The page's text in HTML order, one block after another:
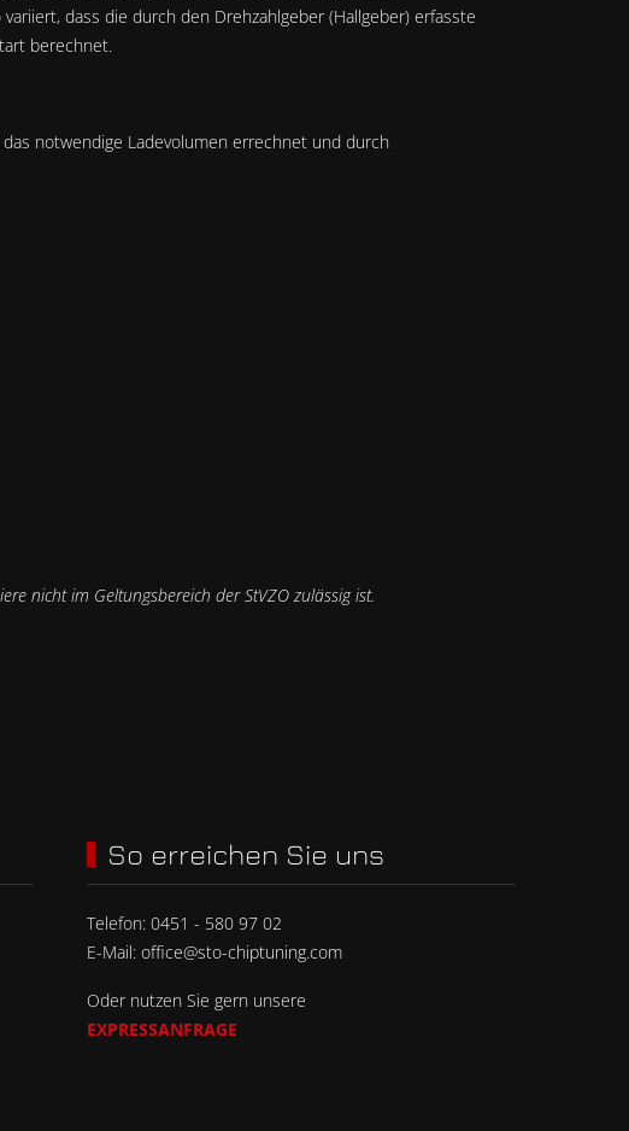
dass die durch den Drehzahlgeber (Hallgeber) erfasste
berechnet.
notwendige Ladevolumen errechnet und durch
nicht im Geltungsbereich der StVZO zulässig ist.
So erreichen Sie uns
Telefon: 0451 - 580 97 02
E-Mail: office@sto-chiptuning.com
Oder nutzen Sie gern unsere
EXPRESSANFRAGE